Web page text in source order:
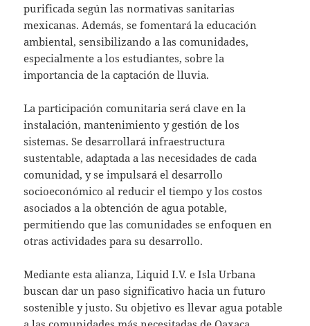
purificada según las normativas sanitarias
mexicanas. Además, se fomentará la educación
ambiental, sensibilizando a las comunidades,
especialmente a los estudiantes, sobre la
importancia de la captación de lluvia.
La participación comunitaria será clave en la
instalación, mantenimiento y gestión de los
sistemas. Se desarrollará infraestructura
sustentable, adaptada a las necesidades de cada
comunidad, y se impulsará el desarrollo
socioeconómico al reducir el tiempo y los costos
asociados a la obtención de agua potable,
permitiendo que las comunidades se enfoquen en
otras actividades para su desarrollo.
Mediante esta alianza, Liquid I.V. e Isla Urbana
buscan dar un paso significativo hacia un futuro
sostenible y justo. Su objetivo es llevar agua potable